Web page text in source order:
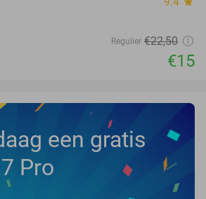
Regulier €22,50
€15
een gratis
Pro